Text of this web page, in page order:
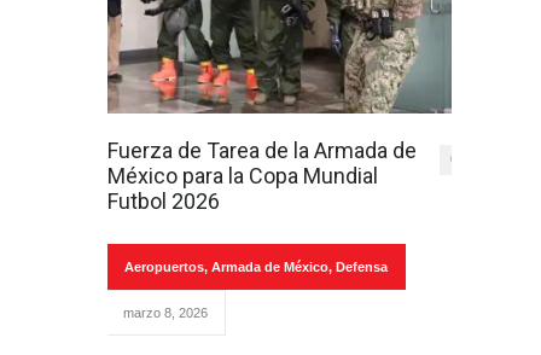
Fuerza de Tarea de la Armada de
México para la Copa Mundial
Futbol 2026
0
Aeropuertos, Armada de México, Defensa
marzo 8, 2026